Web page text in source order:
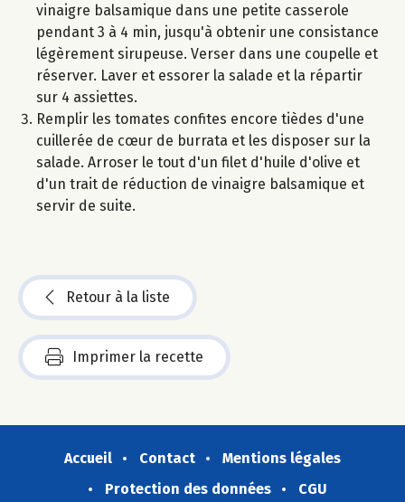
vinaigre balsamique dans une petite casserole
pendant 3 à 4 min, jusqu'à obtenir une consistance
légèrement sirupeuse. Verser dans une coupelle et
réserver. Laver et essorer la salade et la répartir
sur 4 assiettes.
Remplir les tomates confites encore tièdes d'une
cuillerée de cœur de burrata et les disposer sur la
salade. Arroser le tout d'un filet d'huile d'olive et
d'un trait de réduction de vinaigre balsamique et
servir de suite.
Retour à la liste
Imprimer la recette
Accueil Contact
Mentions légales
Protection des données
CGU